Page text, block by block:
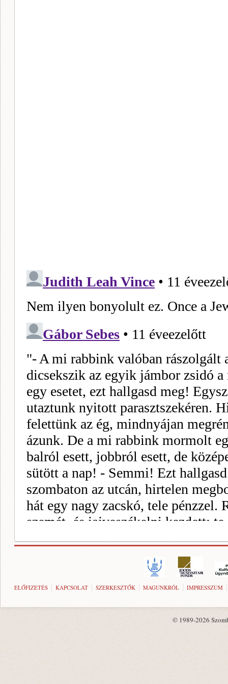
ELŐFIZETÉS KAPCSOLAT SZERKESZTŐK MAGUNKRÓL IMPRESSZUM
© 1989-2026